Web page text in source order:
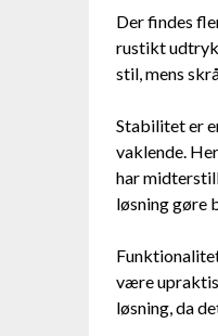
Der findes
rustikt
stil, mens
Stabilitet er
vaklende.
har
løsning gøre
være
løsning, da